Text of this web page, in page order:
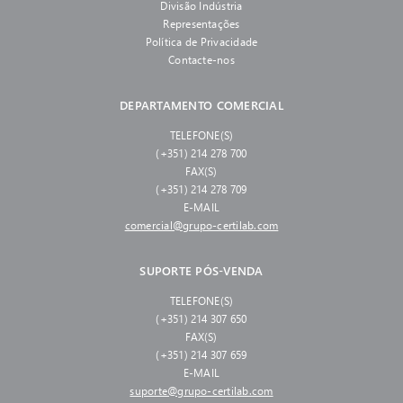
Divisão Indústria
Representações
Política de Privacidade
Contacte-nos
DEPARTAMENTO COMERCIAL
TELEFONE(S)
(+351) 214 278 700
FAX(S)
(+351) 214 278 709
E-MAIL
comercial@grupo-certilab.com
SUPORTE PÓS-VENDA
TELEFONE(S)
(+351) 214 307 650
FAX(S)
(+351) 214 307 659
E-MAIL
suporte@grupo-certilab.com